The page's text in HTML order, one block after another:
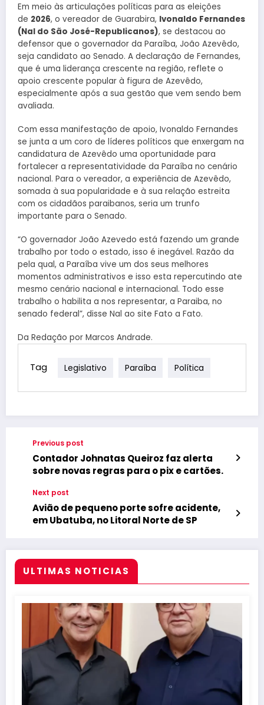
Em meio às articulações políticas para as eleições
de 2026, o vereador de Guarabira, Ivonaldo Fernandes
(Nal do São José-Republicanos), se destacou ao
defensor que o governador da Paraíba, João Azevêdo,
seja candidato ao Senado. A declaração de Fernandes,
que é uma liderança crescente na região, reflete o
apoio crescente popular à figura de Azevêdo,
especialmente após a sua gestão que vem sendo bem
avaliada.
Com essa manifestação de apoio, Ivonaldo Fernandes
se junta a um coro de líderes políticos que enxergam na
candidatura de Azevêdo uma oportunidade para
fortalecer a representatividade da Paraíba no cenário
nacional. Para o vereador, a experiência de Azevêdo,
somada à sua popularidade e à sua relação estreita
com os cidadãos paraibanos, seria um trunfo
importante para o Senado.
“O governador João Azevedo está fazendo um grande
trabalho por todo o estado, isso é inegável. Razão da
pela qual, a Paraíba vive um dos seus melhores
momentos administrativos e isso esta repercutindo ate
mesmo cenário nacional e internacional. Todo esse
trabalho o habilita a nos representar, a Paraiba, no
senado federal”, disse Nal ao site Fato a Fato.
Da Redação por Marcos Andrade.
Tag Legislativo Paraíba Política
Previous post
Contador Johnatas Queiroz faz alerta
sobre novas regras para o pix e cartões.
Next post
Avião de pequeno porte sofre acidente,
em Ubatuba, no Litoral Norte de SP
ULTIMAS NOTICIAS